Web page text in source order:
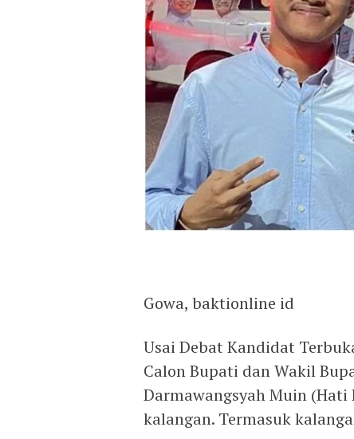
Gowa, baktionline id
Usai Debat Kandidat
Calon Bupati dan Wakil
Darmawangsyah Muin
kalangan. Termasuk